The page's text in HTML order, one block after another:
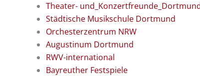
Theater-
Städtische Musikschule Dortmund
Orchesterzentrum NRW
Augustinum Dortmund
RWV-international
Bayreuther Festspiele